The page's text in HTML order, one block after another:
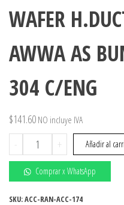
WAFER
AWWA AS
304 C/ENG
$141.60 NO incluye IVA
-
VÁLVULA
DE
MARIPOSA
WAFER
H.DUCT
+ Añadir al
Comprar x WhatsApp
SKU:ACC-RAN-ACC-174